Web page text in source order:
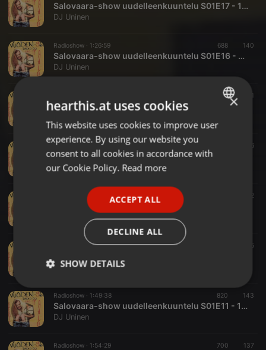
Salovaara-show uudelleenkuuntelu S01E17 - 1993-05
DJ Uninen
Radioshow · 1:26:59 688 140
Salovaara-show uudelleenkuuntelu S01E16 - 1992-05
DJ Uninen
554 131
Radioshow ·1:29:41 136
DJ Uninen
Radioshow · 172
Radioshow ·1:48:12 155
DJ Uninen
Radioshow · 1:49:38 820 143
Salovaara-show uudelleenkuuntelu S01E11 - 1993-03
DJ Uninen
Radioshow · 1:54:29 700 137
ENGLISH
GERMAN
×
hearthis.at uses cookies
This website uses cookies to improve user
experience. By using our website you
consent to all cookies in accordance with
our Cookie Policy. Read more
ACCEPT ALL
DECLINE ALL
SHOW DETAILS
Strictly
necessary
Targeting Functionality